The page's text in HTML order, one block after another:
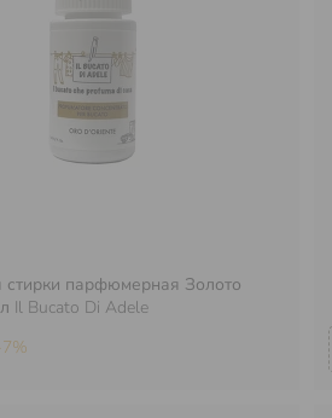
стирки парфюмерная Золото
Il Bucato Di Adele